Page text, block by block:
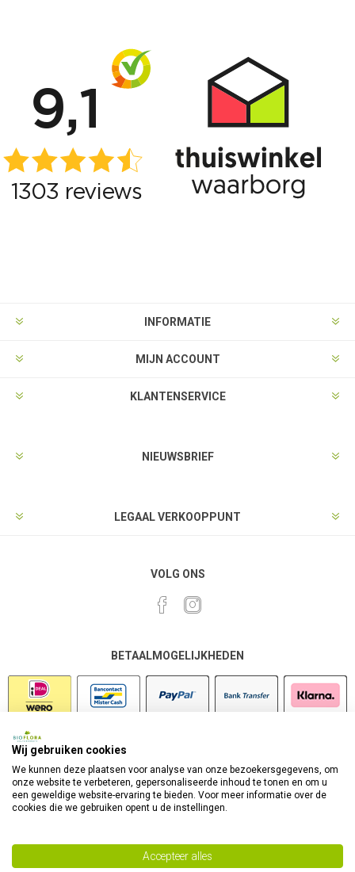
INFORMATIE
MIJN ACCOUNT
KLANTENSERVICE
NIEUWSBRIEF
LEGAAL VERKOOPPUNT
VOLG ONS
BETAALMOGELIJKHEDEN
Wij gebruiken cookies
We kunnen deze plaatsen voor analyse van onze bezoekersgegevens, om
onze website te verbeteren, gepersonaliseerde inhoud te tonen en om u
een geweldige website-ervaring te bieden. Voor meer informatie over de
cookies die we gebruiken opent u de instellingen.
Accepteer alles